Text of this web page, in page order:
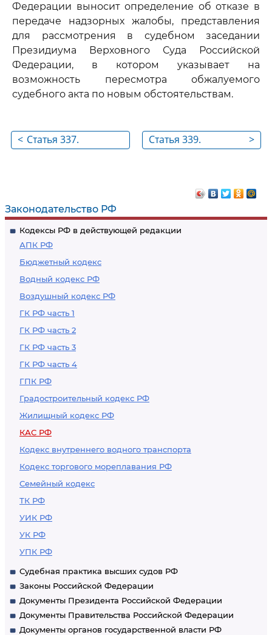
Законодательство РФ
Кодексы РФ в действующей редакции
АПК РФ
Бюджетный кодекс
Водный кодекс РФ
Воздушный кодекс РФ
ГК РФ часть 1
ГК РФ часть 2
ГК РФ часть 3
ГК РФ часть 4
ГПК РФ
Градостроительный кодекс РФ
Жилищный кодекс РФ
КАС РФ
Кодекс внутреннего водного транспорта
Кодекс торгового мореплавания РФ
Семейный кодекс
ТК РФ
УИК РФ
УК РФ
УПК РФ
Судебная практика высших судов РФ
Законы Российской Федерации
Документы Президента Российской Федерации
Документы Правительства Российской Федерации
Документы органов государственной власти РФ
Федерации выносит определение об отказе в
передаче надзорных жалобы, представления
для рассмотрения в судебном заседании
Президиума Верховного Суда Российской
Федерации, в котором указывает на
возможность пересмотра обжалуемого
судебного акта по новым обстоятельствам.
< Статья 337.
>
Статья 339.
надзорных жалобы,
представления с
административным
делом для